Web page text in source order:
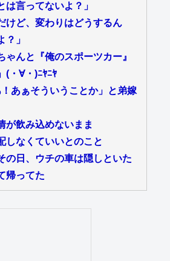
は言ってないよ？」
けど、変わりはどうするん
？」
ゃんと『俺のスポーツカー』
(・∀・)ﾆﾔﾆﾔ
あぁそういうことか」と弟嫁
が飲み込めないまま
しなくていいとのこと
の日、ウチの車は隠しといた
帰ってた